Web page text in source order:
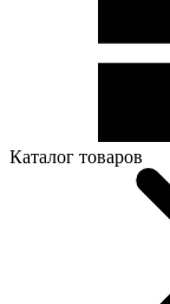
Каталог товаров